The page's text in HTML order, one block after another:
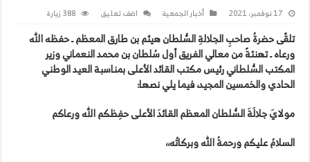
17 نوفمبر، 2021 أخبار الجمعية اضف تعليق 388 زيارة
تلقّى حضرةُ صاحبِ الجلالةِ السُّلطان هيثم بن طارق المعظم ـ حفظه الله
ورعاه ـ تهنئةً من معالي الفريق أول سُلطان بن محمد النعماني وزير
المكتب السُّلطاني رئيس مكتب القائد الأعلى بمناسبة العيد الوطني
الحادي والخمسين المجيد، فيما يلي نصها:
مولايَ جلالَةَ السُّلطان المعظم القائدَ الأعلى حفِظكم الله ورعاكم
السلامُ عليكم ورحمةُ الله وبركاتُه،،